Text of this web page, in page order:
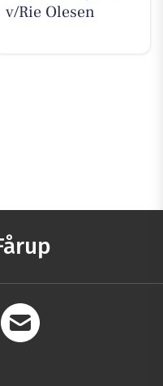
v/Rie Olesen